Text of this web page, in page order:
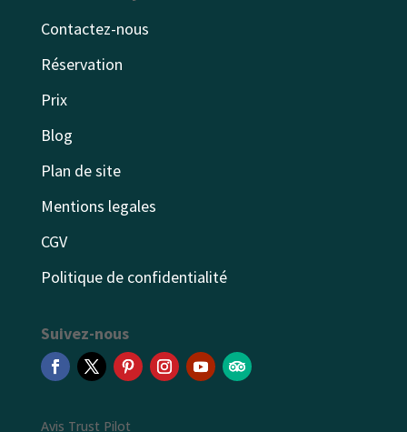
Contactez-nous
Réservation
Prix
Blog
Plan de site
Mentions legales
CGV
Politique de confidentialité
Suivez-nous
Avis Trust Pilot